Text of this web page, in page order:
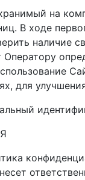
на
В ходе
наличие
Оператору
для